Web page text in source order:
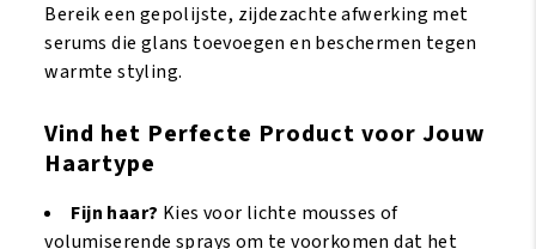
Bereik een gepolijste, zijdezachte afwerking met
serums die glans toevoegen en beschermen tegen
warmte styling.
Vind het Perfecte Product voor Jouw
Haartype
Fijn haar? Kies voor lichte mousses of
volumiserende sprays om te voorkomen dat het